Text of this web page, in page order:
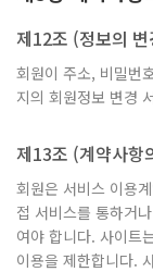
제12조 (정보의
회원이 주소, 비밀번
지의 회원정보 변경
제13조 (계약사항
회원은 서비스 이용
접 서비스를 통하거
여야 합니다. 사이트
이용을 제한합니다.